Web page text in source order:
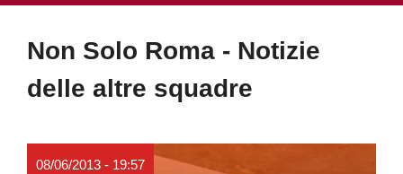
Non Solo Roma - Notizie
delle altre squadre
08/06/2013 - 19:57